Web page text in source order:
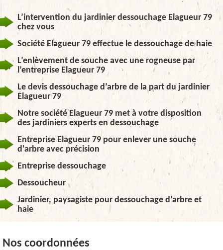
L’intervention du jardinier dessouchage Elagueur 79
chez vous
Société Elagueur 79 effectue le dessouchage de haie
L’enlèvement de souche avec une rogneuse par
l’entreprise Elagueur 79
Le devis dessouchage d’arbre de la part du jardinier
Elagueur 79
Notre société Elagueur 79 met à votre disposition
des jardiniers experts en dessouchage
Entreprise Elagueur 79 pour enlever une souche
d'arbre avec précision
Entreprise dessouchage
Dessoucheur
Jardinier, paysagiste pour dessouchage d’arbre et
haie
Nos coordonnées